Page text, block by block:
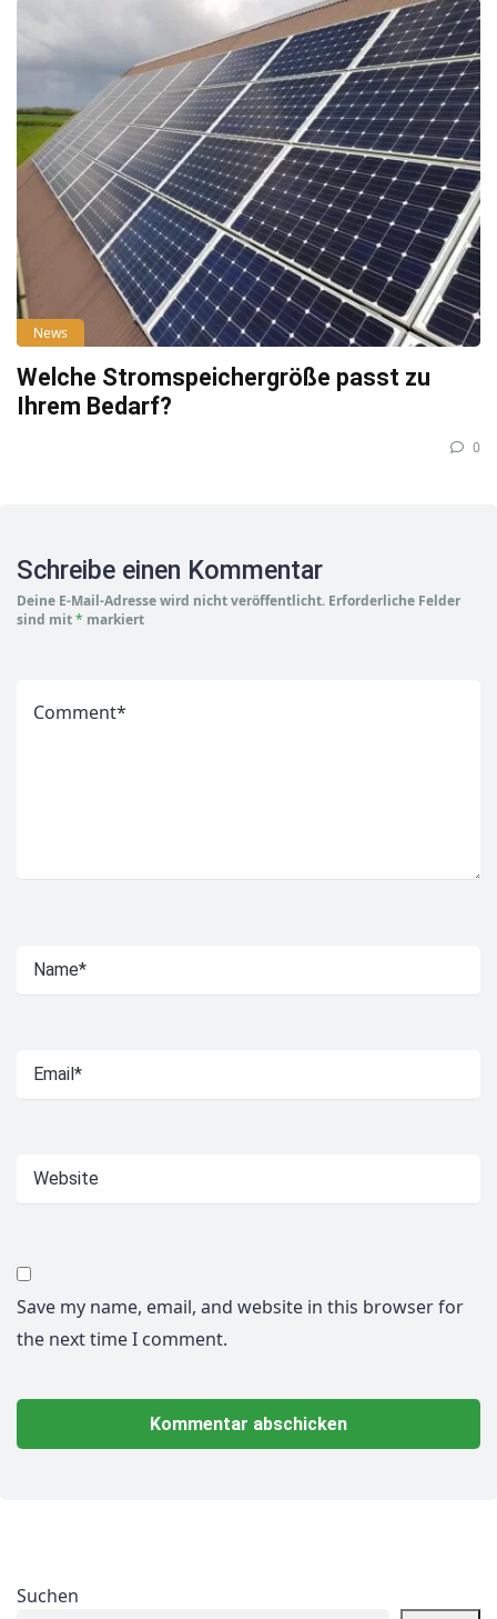
News
Welche Stromspeichergröße passt zu
Ihrem Bedarf?
0
Schreibe einen Kommentar
Deine E-Mail-Adresse wird nicht veröffentlicht. Erforderliche Felder
sind mit* markiert
Save my name, email, and website in this browser for
the next time I comment.
Suchen